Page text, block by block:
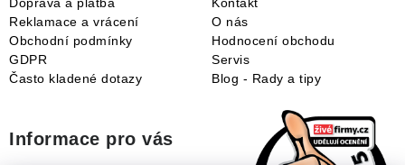
Doprava a platba
Reklamace a vrácení
Obchodní podmínky
GDPR
Často kladené dotazy
Kontakt
O nás
Hodnocení obchodu
Servis
Blog - Rady a tipy
Informace pro vás